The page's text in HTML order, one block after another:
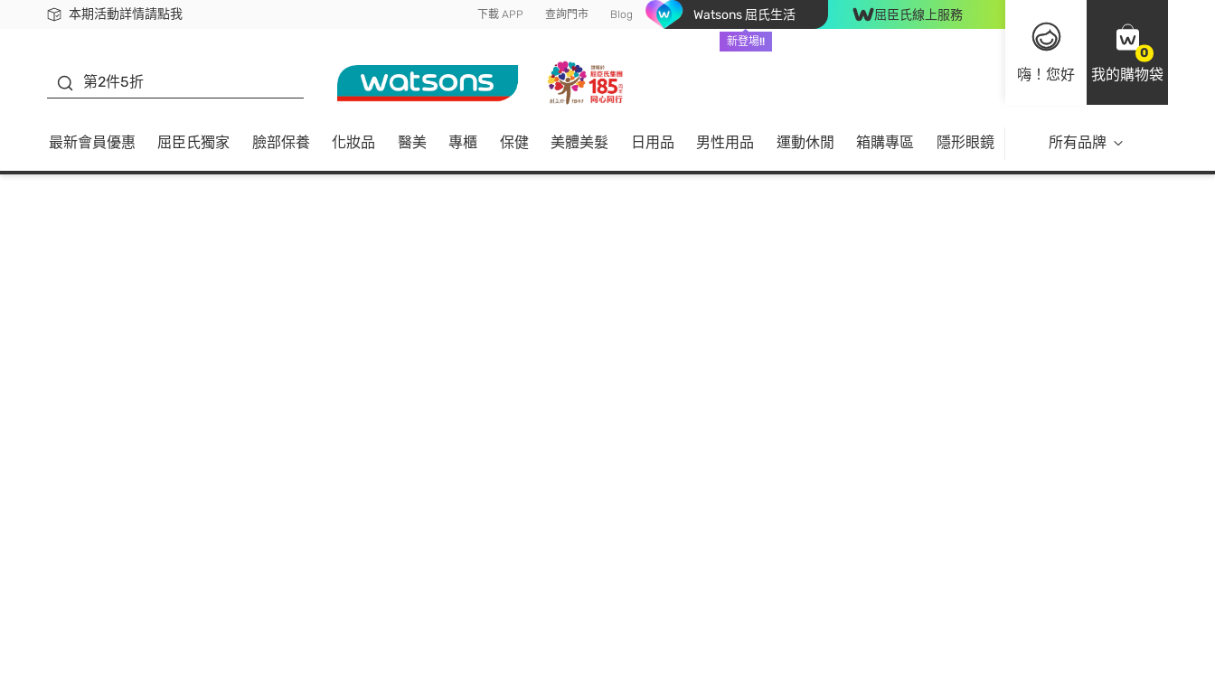
本期活動詳情請點我
下載app最高回饋$350 下載 APP 查詢門市 Blog Watsons 屈氏生活
新登場!!
屈臣氏線上服務
嗨！您好
0
我的購物袋
第2件5折
最新會員優惠 屈臣氏獨家 臉部保養 化妝品 醫美 專櫃 保健 美體美髮 日用品 男性用品 運動休閒 箱購專區 隱形眼鏡 所有品牌